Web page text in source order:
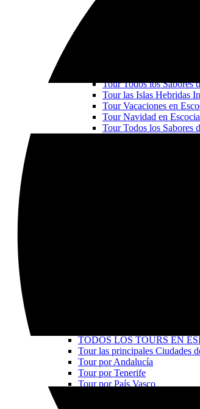
Tour Todos los Sabores
Tour las Maravillas de
Tour la Frontera
Tour la Ruta del
Tour Todos los Sabores
Tour las Islas Hebridas
Tour Vacaciones en
Tour Navidad en
Tour Todos los Sabores
Tour Todos los Sabores
Tour Outlander & Isle
Tour Vacaciones en
Tour Parques
Tour Escocia
Tour Escocia
Tour Escocia a traves
Tour Taxi Privado
Tour Escocia Completa
El Gran Tour Escocés
Tour la Ruta del
Tour Outlander & Isle
Tour Navidad en
Tour Escocia a traves
Open
TODOS LOS TOURS EN
Tour las principales Ciudades
Tour por Andalucía
Tour por Tenerife
Tour por País Vasco